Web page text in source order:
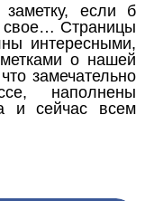
если б
свое… Страницы
интересными,
о нашей
замечательно
наполнены
и сейчас всем